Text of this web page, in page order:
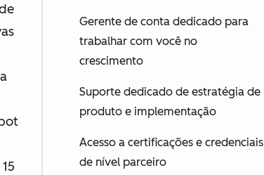
Gerente de conta dedicado para
trabalhar com você no
crescimento
Suporte dedicado de estratégia de
produto e implementação
Acesso a certificações e credenciais
de nível parceiro